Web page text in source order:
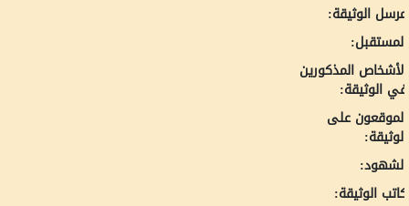
الوثيقة:
المذكورين
الوثيقة:
على
الوثيقة: